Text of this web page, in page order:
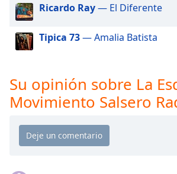
window.
Text
Opacity
Background
Ricardo Ray— El Diferente
Tipica 73— Amalia Batista
Su opinión sobre La
Movimiento Salsero